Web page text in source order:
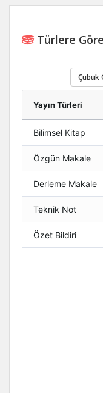
Türlere
Çubuk
Yayın Türleri
Bilimsel Kitap
Özgün Makale
Derleme Makale
Teknik Not
Özet Bildiri